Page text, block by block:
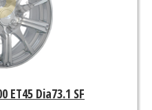
ET45 Dia73.1 SF